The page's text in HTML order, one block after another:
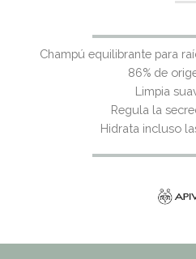
Champú equilibrante para
86% de
Limpia
Regula la
Hidrata incluso